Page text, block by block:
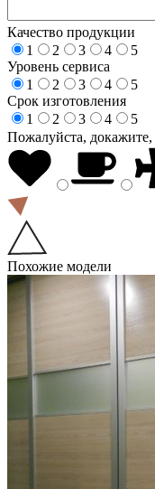
Качество продукции
1
2 3 4
5
Уровень сервиса
1
2 3 4
5
Срок изготовления
1
2 3 4
5
Пожалуйста,
Похожие модели